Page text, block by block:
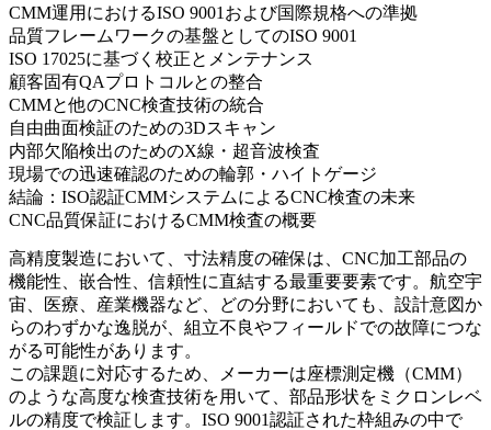
CMM運用におけるISO 9001および国際規格への準拠
品質フレームワークの基盤としてのISO 9001
ISO 17025に基づく校正とメンテナンス
顧客固有QAプロトコルとの整合
CMMと他のCNC検査技術の統合
自由曲面検証のための3Dスキャン
内部欠陥検出のためのX線・超音波検査
現場での迅速確認のための輪郭・ハイトゲージ
結論：ISO認証CMMシステムによるCNC検査の未来
CNC品質保証におけるCMM検査の概要
高精度製造において、寸法精度の確保は、CNC加工部品の
機能性、嵌合性、信頼性に直結する最重要要素です。航空宇
宙、医療、産業機器など、どの分野においても、設計意図か
らのわずかな逸脱が、組立不良やフィールドでの故障につな
がる可能性があります。
この課題に対応するため、メーカーは座標測定機（CMM）
のような高度な検査技術を用いて、部品形状をミクロンレベ
ルの精度で検証します。ISO 9001認証された枠組みの中で